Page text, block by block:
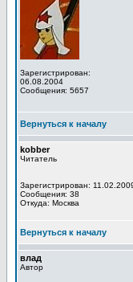
Зарегистрирован:
06.08.2004
Сообщения: 5657
Вернуться к началу
kobber
Читатель
Зарегистрирован:
Сообщения: 38
Откуда: Москва
Вернуться к началу
влад
Автор